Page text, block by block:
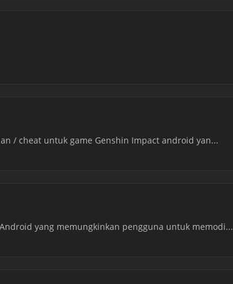
/ cheat untuk game Genshin Impact android yan...
yang memungkinkan pengguna untuk memodi...